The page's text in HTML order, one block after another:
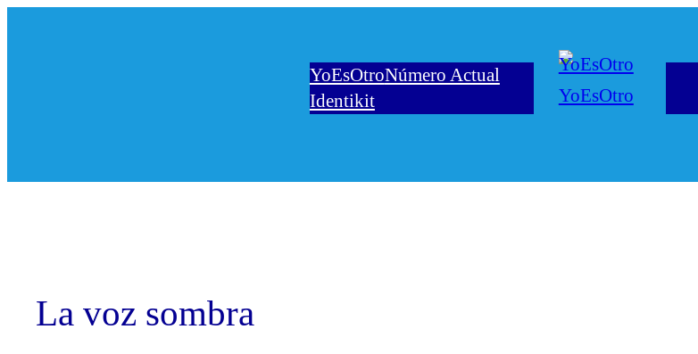
YoEsOtroNúmero Actual
Identikit
YoEsOtro
La voz sombra